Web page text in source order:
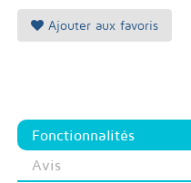
Ajouter aux favoris
Fonctionnalités
Avis